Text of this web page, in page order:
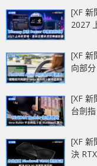
[XF
2027
[XF
向部
[XF
台劍
[XF
決